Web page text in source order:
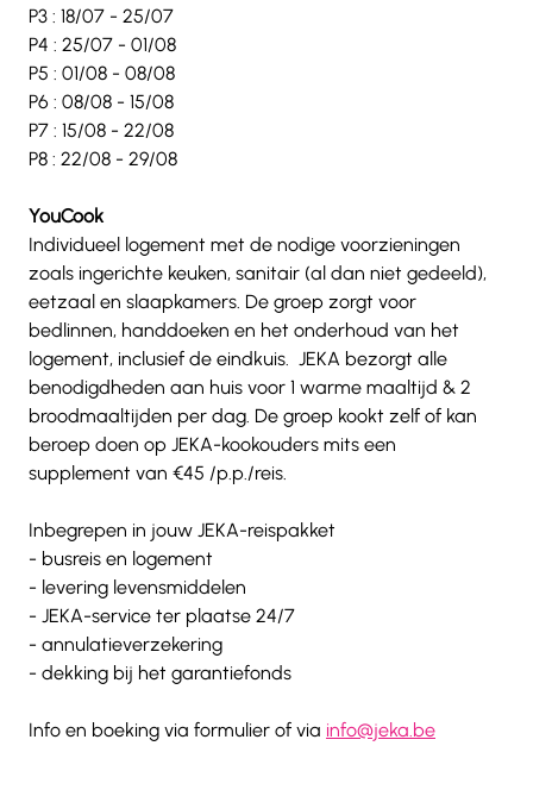
P3 : 18/07 - 25/07
P4 : 25/07 - 01/08
P5 : 01/08 - 08/08
P6 : 08/08 - 15/08
P7 : 15/08 - 22/08
P8 : 22/08 - 29/08
YouCook
Individueel logement met de nodige voorzieningen
zoals ingerichte keuken, sanitair (al dan niet gedeeld),
eetzaal en slaapkamers. De groep zorgt voor
bedlinnen, handdoeken en het onderhoud van het
logement, inclusief de eindkuis.  JEKA bezorgt alle
benodigdheden aan huis voor 1 warme maaltijd & 2
broodmaaltijden per dag. De groep kookt zelf of kan
beroep doen op JEKA-kookouders mits een
supplement van €45 /p.p./reis.
Inbegrepen in jouw JEKA-reispakket
- busreis en logement
- levering levensmiddelen
- JEKA-service ter plaatse 24/7
- annulatieverzekering
- dekking bij het garantiefonds
Info en boeking via formulier of via info@jeka.be